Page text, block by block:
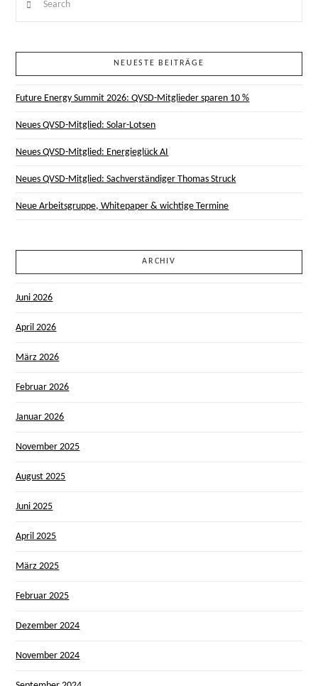
NEUESTE BEITRÄGE
Future Energy Summit 2026: QVSD-Mitglieder sparen 10 %
Neues QVSD-Mitglied: Solar-Lotsen
Neues QVSD-Mitglied: Energieglück AI
Neues QVSD-Mitglied: Sachverständiger Thomas Struck
Neue Arbeitsgruppe, Whitepaper & wichtige Termine
ARCHIV
Juni 2026
April 2026
März 2026
Februar 2026
Januar 2026
November 2025
August 2025
Juni 2025
April 2025
März 2025
Februar 2025
Dezember 2024
November 2024